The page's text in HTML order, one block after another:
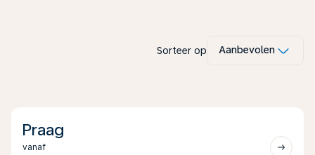
Sorteer op Aanbevolen
Praag
vanaf